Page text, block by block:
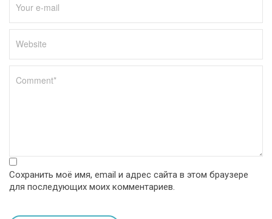
Сохранить моё имя, email и адрес сайта в этом браузере
для последующих моих комментариев.